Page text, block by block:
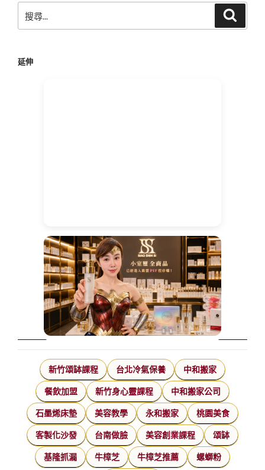
尋
字:
延伸
新竹頌缽課程 台北冷氣保養 中和搬家
餐飲加盟 新竹身心靈課程 中和搬家公司
石墨烯床墊 美容教學 永和搬家 桃園美食
客製化沙發 台南做臉 美容創業課程 頌缽
基隆抓漏 牛樟芝 牛樟芝推薦 螺螄粉